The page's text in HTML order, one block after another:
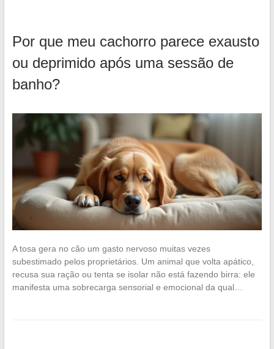
Por que meu cachorro parece exausto
ou deprimido após uma sessão de
banho?
A tosa gera no cão um gasto nervoso muitas vezes
subestimado pelos proprietários. Um animal que volta apático,
recusa sua ração ou tenta se isolar não está fazendo birra: ele
manifesta uma sobrecarga sensorial e emocional da qual…